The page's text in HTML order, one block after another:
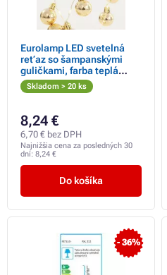
Eurolamp LED svetelná
reťaz so šampanskými
guličkami, farba teplá
biela, 36 diód
Skladom > 20 ks
8,24 €
6,70 € bez DPH
Najnižšia cena za posledných 30
dní: 8,24 €
Do košíka
- 36%